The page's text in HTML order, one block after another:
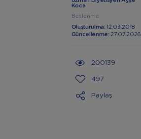
Koca
Beslenme
Oluşturulma:12.03.2018
Güncellenme: 27.07.2026
200139
497
Paylaş